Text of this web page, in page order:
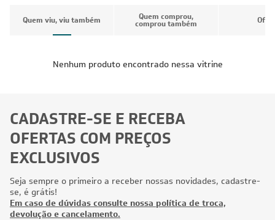
Quem viu, viu também Quem comprou,
comprou também
Nenhum produto encontrado nessa vitrine
CADASTRE-SE E RECEBA
OFERTAS COM PREÇOS
EXCLUSIVOS
Seja sempre o primeiro a receber nossas novidades, cadastre-
se, é grátis!
Em caso de dúvidas consulte nossa política de troca,
devolução e cancelamento.